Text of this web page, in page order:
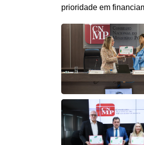
prioridade em